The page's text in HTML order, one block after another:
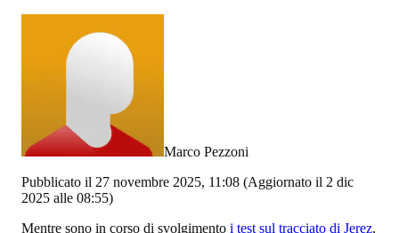
Marco Pezzoni
Pubblicato il 27 novembre 2025, 11:08 (Aggiornato il 2 dic
2025 alle 08:55)
Mentre sono in corso di svolgimento i test sul tracciato di Jerez,